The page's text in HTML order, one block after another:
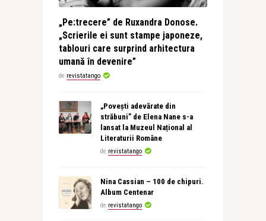
„Pe:trecere” de Ruxandra Donose.
„Scrierile ei sunt stampe japoneze,
tablouri care surprind arhitectura
umană în devenire”
de revistatango
„Povești adevărate din
străbuni” de Elena Nane s-a
lansat la Muzeul Național al
Literaturii Române
de revistatango
Nina Cassian – 100 de chipuri.
Album Centenar
de revistatango